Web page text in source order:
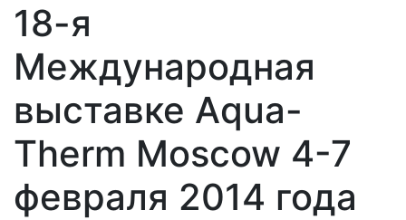
18-я
Международная
выставке Aqua-
Therm Moscow 4-7
февраля 2014 года